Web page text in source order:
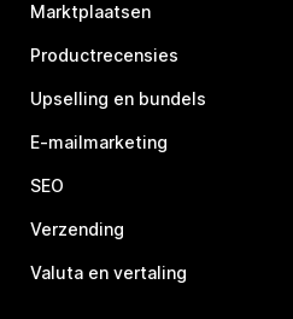
Marktplaatsen
Productrecensies
Upselling en bundels
E-mailmarketing
SEO
Verzending
Valuta en vertaling